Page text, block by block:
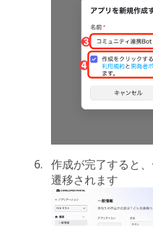
作成が完了すると
遷移されます